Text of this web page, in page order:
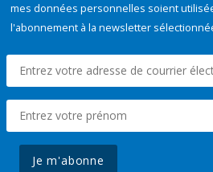
mes données personnelles soient
l'abonnement à la newsletter
Je m'abonne